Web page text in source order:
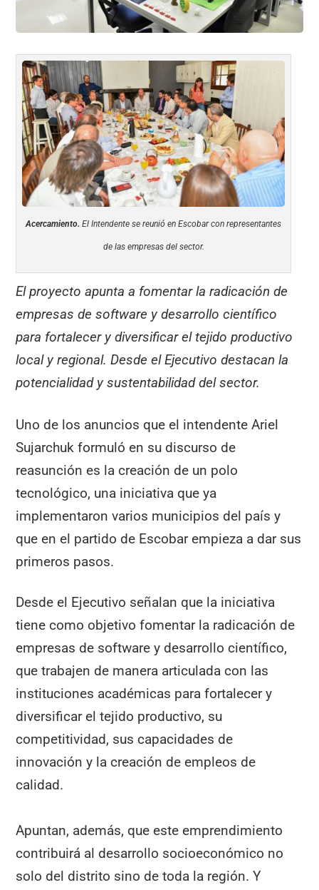
Acercamiento. El Intendente se reunió en Escobar con representantes
de las empresas del sector.
El proyecto apunta a fomentar la radicación de
empresas de software y desarrollo científico
para fortalecer y diversificar el tejido productivo
local y regional. Desde el Ejecutivo destacan la
potencialidad y sustentabilidad del sector.
Uno de los anuncios que el intendente Ariel
Sujarchuk formuló en su discurso de
reasunción es la creación de un polo
tecnológico, una iniciativa que ya
implementaron varios municipios del país y
que en el partido de Escobar empieza a dar sus
primeros pasos.
Desde el Ejecutivo señalan que la iniciativa
tiene como objetivo fomentar la radicación de
empresas de software y desarrollo científico,
que trabajen de manera articulada con las
instituciones académicas para fortalecer y
diversificar el tejido productivo, su
competitividad, sus capacidades de
innovación y la creación de empleos de
calidad.
Apuntan, además, que este emprendimiento
contribuirá al desarrollo socioeconómico no
solo del distrito sino de toda la región. Y